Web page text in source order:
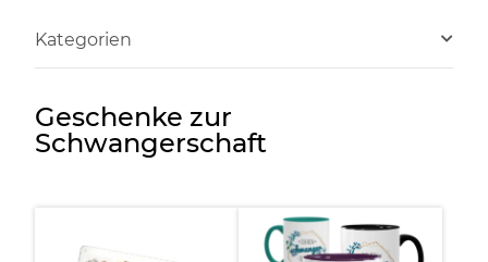
Geschenke zur
Schwangerschaft
Kategorien